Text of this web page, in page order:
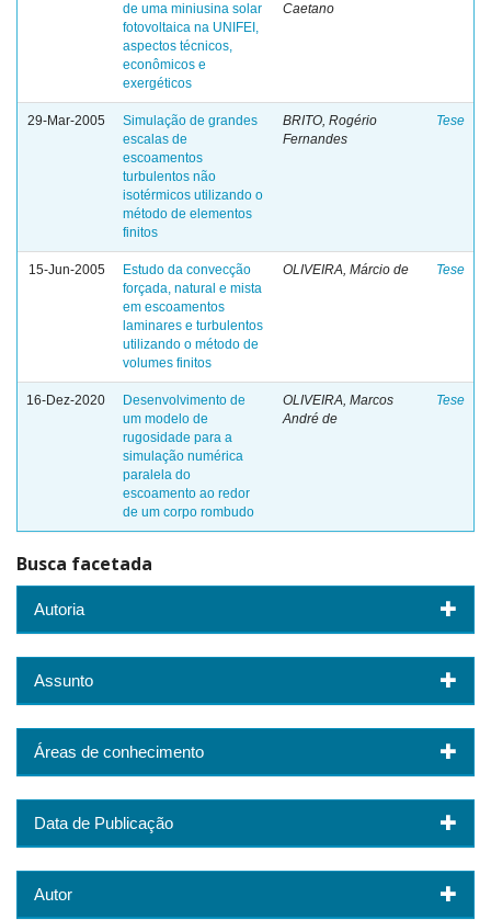
de uma miniusina solar
fotovoltaica na UNIFEI,
aspectos técnicos,
econômicos e
exergéticos
Caetano
29-Mar-2005
Simulação de grandes
escalas de
escoamentos
turbulentos não
isotérmicos utilizando o
método de elementos
finitos
BRITO, Rogério
Fernandes
Tese
15-Jun-2005
Estudo da convecção
forçada, natural e mista
em escoamentos
laminares e turbulentos
utilizando o método de
volumes finitos
OLIVEIRA, Márcio de Tese
16-Dez-2020
Desenvolvimento de
um modelo de
rugosidade para a
simulação numérica
paralela do
escoamento ao redor
de um corpo rombudo
OLIVEIRA, Marcos
André de
Tese
Busca facetada
Autoria
Assunto
Áreas de conhecimento
Data de Publicação
Autor